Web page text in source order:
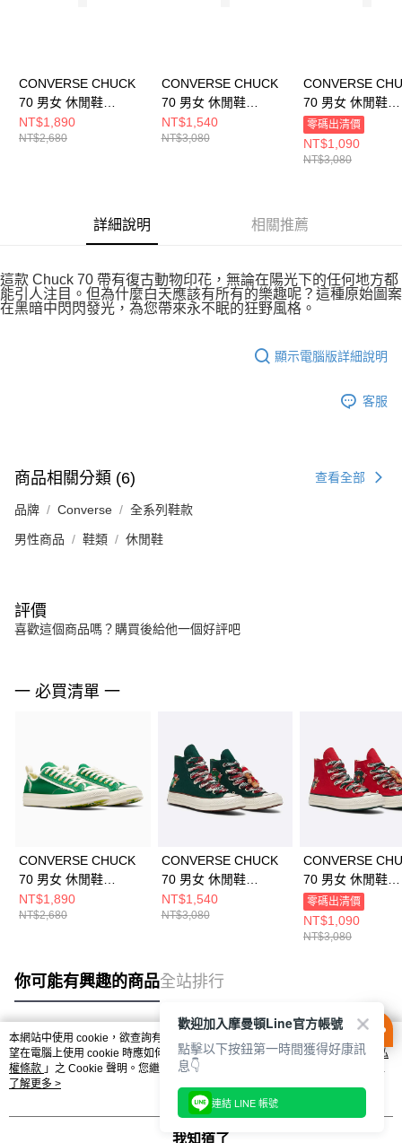
CONVERSE CHUCK
70 男女 休閒鞋
A13852C
NT$1,890
NT$2,680
CONVERSE CHUCK
70 男女 休閒鞋
A12455C
NT$1,540
NT$3,080
CONVERSE
70 男女 休閒鞋
A12454C
零碼出清價
NT$1,090
NT$3,080
詳細說明 相關推薦
這款 Chuck 70 帶有復古動物印花，無論在陽光下的任何地方都
能引人注目。但為什麼白天應該有所有的樂趣呢？這種原始圖案
在黑暗中閃閃發光，為您帶來永不眠的狂野風格。
顯示電腦版詳細說明
客服
商品相關分類 (6) 查看全部
品牌 Converse 全系列鞋款
男性商品 鞋類 休閒鞋
評價
喜歡這個商品嗎？購買後給他一個好評吧
一 必買清單 一
CONVERSE CHUCK
70 男女 休閒鞋
A13852C
NT$1,890
NT$2,680
CONVERSE CHUCK
70 男女 休閒鞋
A12455C
NT$1,540
NT$3,080
CONVERSE
70 男女 休閒鞋
A12454C
零碼出清價
NT$1,090
NT$3,080
你可能有興趣的商品全站排行
熱門標籤
本網站中使用 cookie，欲查詢有關本網站使用 cookie 方式之詳情，及若您不希
望在電腦上使用 cookie 時應如何變更電腦的 cookie 設定，請參閱本網站「
隱私
權條款 」之 Cookie 聲明。您繼續使用本網站即表示您同意本公司得按本網站使
用條款之 Cookie 聲明使用 cookie。
了解更多 >
我知道了
歡迎加入摩曼頓Line官方帳號
點擊以下按鈕第一時間獲得好康訊
息👇
連結 LINE 帳號